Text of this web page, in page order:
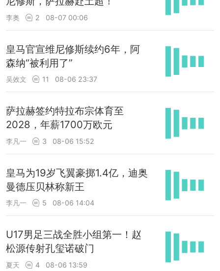
李奥 2 08-07 00:06
皇马官宣维尼修斯续约6年，阿
森纳“被利用了”
吴效文 11 08-06 23:37
萨拉赫签约特拉布宗体育至
2028，年薪1700万欧元
李凡一 3 08-06 15:52
皇马为19岁飞翼豪掷1.4亿，迪奥
曼德压贝林称新王
李凡一 5 08-06 14:04
U17男足三战全胜小组第一！赵
松源传射孔玺诺破门
夏天 4 08-06 13:59